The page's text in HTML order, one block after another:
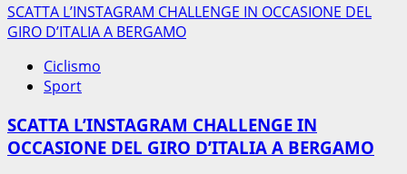
SCATTA L’INSTAGRAM CHALLENGE IN OCCASIONE DEL
GIRO D’ITALIA A BERGAMO
Ciclismo
Sport
SCATTA L’INSTAGRAM CHALLENGE IN
OCCASIONE DEL GIRO D’ITALIA A BERGAMO